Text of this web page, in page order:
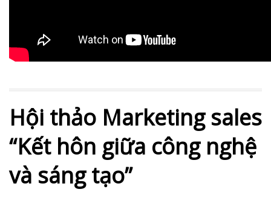
Hội thảo Marketing sales
“Kết hôn giữa công nghệ
và sáng tạo”